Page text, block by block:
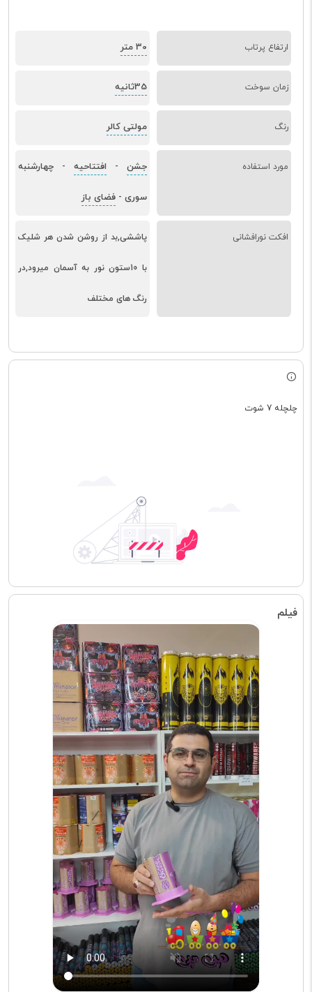
ارتفاع پرتاب 30 متر
زمان سوخت 35ثانیه
رنگ مولتی کالر
مورد استفاده جشن - افتتاحیه - چهارشنبه
سوری - فضای باز
افکت نورافشانی پاششی,بد از روشن شدن هر شلیک
با 10ستون نور به آسمان میرود,در
رنگ های مختلف
چلچله 7 شوت
فیلم